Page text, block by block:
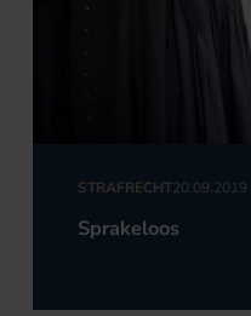
STRAFRECHT20.09.2019
Sprakeloos